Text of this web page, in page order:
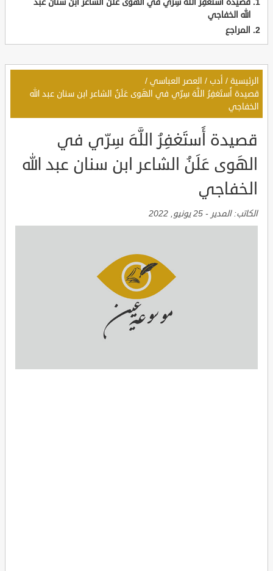
الله الخفاجي
المراجع
الرئيسية / أدب / العصر العباسي /
قصيدة أَستَغفِرُ اللَّهَ سِرّي في الهَوى عَلَنُ الشاعر ابن سنان عبد الله
الخفاجي
قصيدة أَستَغفِرُ اللَّهَ سِرّي في
الهَوى عَلَنُ الشاعر ابن سنان عبد الله
الخفاجي
الكاتب:المدير - 25 يونيو, 2022